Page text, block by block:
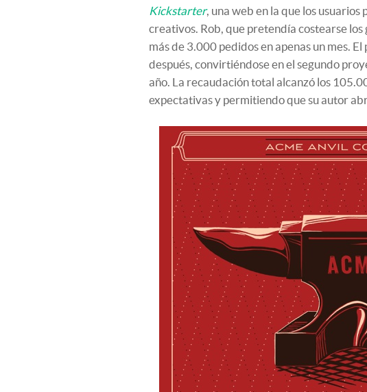
Kickstarter, una web en la que los
creativos. Rob, que pretendía costearse
más de 3.000 pedidos en apenas un mes. El
después, convirtiéndose en el segundo
año. La recaudación total alcanzó los
expectativas y permitiendo que su autor